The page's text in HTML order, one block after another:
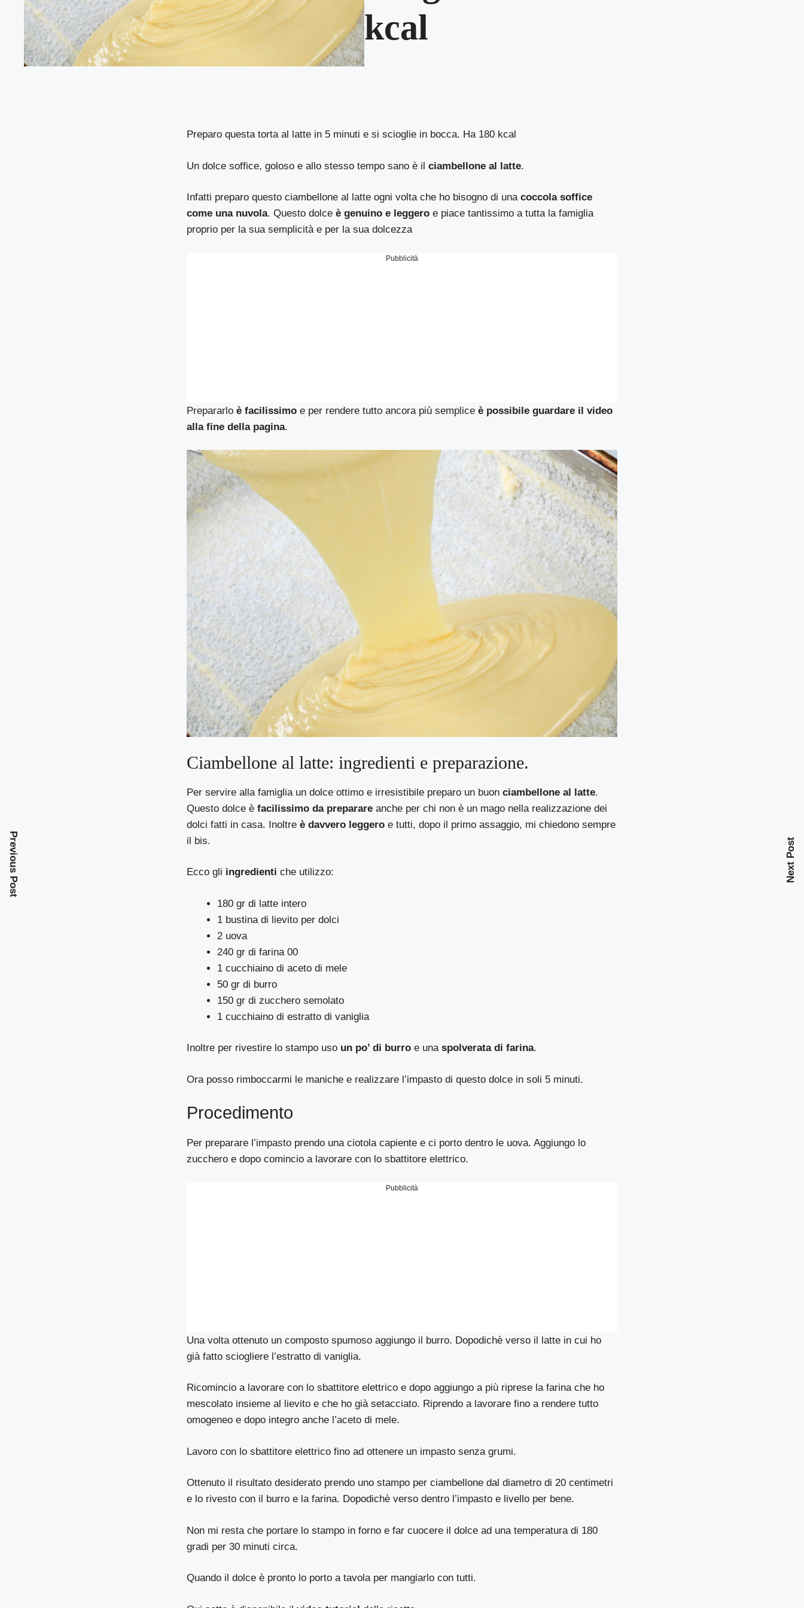
kcal
Preparo questa torta al latte in 5 minuti e si scioglie in bocca. Ha 180 kcal
Un dolce soffice, goloso e allo stesso tempo sano è il ciambellone al latte.
Infatti preparo questo ciambellone al latte ogni volta che ho bisogno di unacoccola soffice
come una nuvola. Questo dolce è genuino e leggero e piace tantissimo a tutta la famiglia
proprio per la sua semplicità e per la sua dolcezza
Pubblicità
Prepararlo è facilissimo e per rendere tutto ancora più semplice è possibile guardare il video
alla fine della pagina.
Ciambellone al latte: ingredienti e preparazione.
Per servire alla famiglia un dolce ottimo e irresistibile preparo un buonciambellone al latte.
Questo dolce èfacilissimo da preparare anche per chi non è un mago nella realizzazione dei
dolci fatti in casa. Inoltre è davvero leggero e tutti, dopo il primo assaggio, mi chiedono sempre
il bis.
Ecco gli ingredienti che utilizzo:
180 gr di latte intero
1 bustina di lievito per dolci
2 uova
240 gr di farina 00
1 cucchiaino di aceto di mele
50 gr di burro
150 gr di zucchero semolato
1 cucchiaino di estratto di vaniglia
Inoltre per rivestire lo stampo uso un po’ di burro e unaspolverata di farina.
Ora posso rimboccarmi le maniche e realizzare l’impasto di questo dolce in soli 5 minuti.
Procedimento
Per preparare l’impasto prendo una ciotola capiente e ci porto dentro le uova. Aggiungo lo
zucchero e dopo comincio a lavorare con lo sbattitore elettrico.
Pubblicità
Una volta ottenuto un composto spumoso aggiungo il burro. Dopodichè verso il latte in cui ho
già fatto sciogliere l’estratto di vaniglia.
Ricomincio a lavorare con lo sbattitore elettrico e dopo aggiungo a più riprese la farina che ho
mescolato insieme al lievito e che ho già setacciato. Riprendo a lavorare fino a rendere tutto
omogeneo e dopo integro anche l’aceto di mele.
Lavoro con lo sbattitore elettrico fino ad ottenere un impasto senza grumi.
Ottenuto il risultato desiderato prendo uno stampo per ciambellone dal diametro di 20 centimetri
e lo rivesto con il burro e la farina. Dopodichè verso dentro l’impasto e livello per bene.
Non mi resta che portare lo stampo in forno e far cuocere il dolce ad una temperatura di 180
gradi per 30 minuti circa.
Quando il dolce è pronto lo porto a tavola per mangiarlo con tutti.
Previous Post Next Post